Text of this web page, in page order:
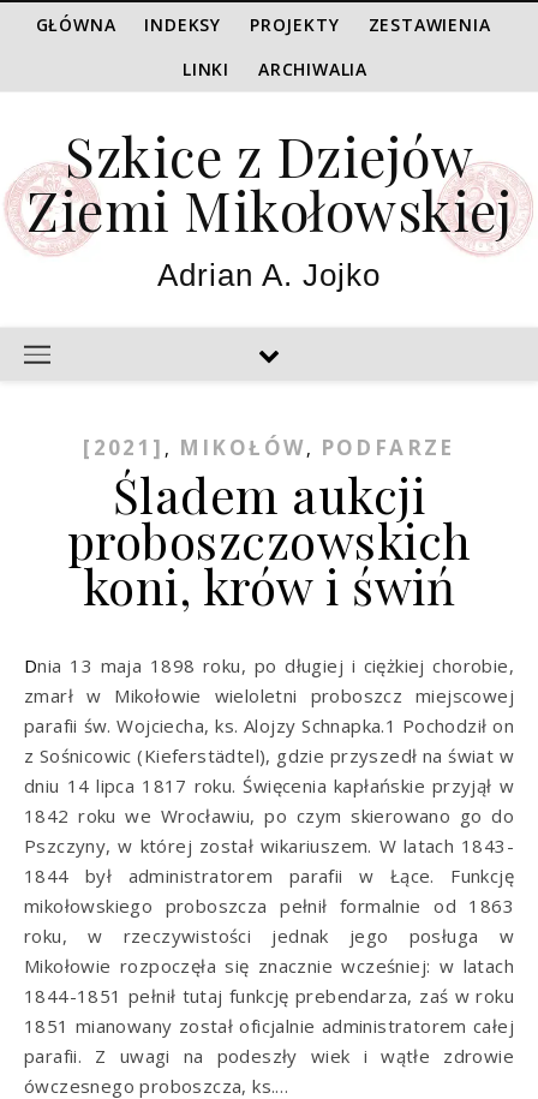
GŁÓWNA INDEKSY PROJEKTY
ZESTAWIENIA
LINKI
ARCHIWALIA
Szkice z Dziejów
Ziemi Mikołowskiej
Adrian A. Jojko
[2021] , MIKOŁÓW, PODFARZE
Śladem aukcji
proboszczowskich
koni, krów i świń
Dnia 13 maja 1898 roku, po długiej i ciężkiej chorobie,
zmarł w Mikołowie wieloletni proboszcz miejscowej
parafii św. Wojciecha, ks. Alojzy Schnapka.1 Pochodził on
z Sośnicowic (Kieferstädtel), gdzie przyszedł na świat w
dniu 14 lipca 1817 roku. Święcenia kapłańskie przyjął w
1842 roku we Wrocławiu, po czym skierowano go do
Pszczyny, w której został wikariuszem. W latach 1843-
1844 był administratorem parafii w Łące. Funkcję
mikołowskiego proboszcza pełnił formalnie od 1863
roku, w rzeczywistości jednak jego posługa w
Mikołowie rozpoczęła się znacznie wcześniej: w latach
1844-1851 pełnił tutaj funkcję prebendarza, zaś w roku
1851 mianowany został oficjalnie administratorem całej
parafii. Z uwagi na podeszły wiek i wątłe zdrowie
ówczesnego proboszcza, ks.…